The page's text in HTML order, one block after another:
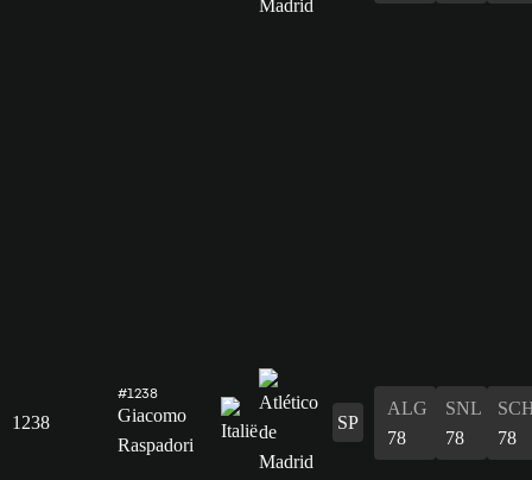
1238
#1238
Giacomo
Raspadori
SP
ALG
78
SNL
78
78